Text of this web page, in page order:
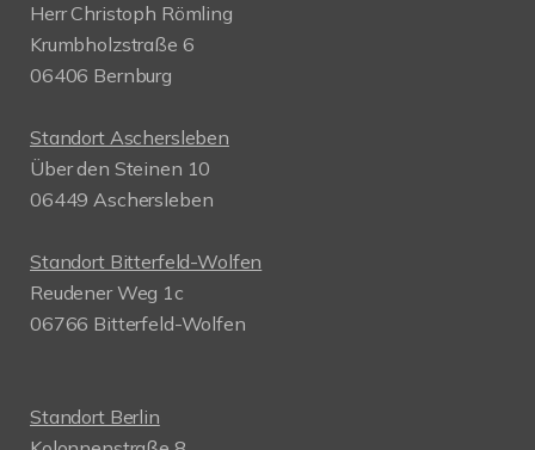
Herr Christoph Römling
Krumbholzstraße 6
06406 Bernburg
Standort Aschersleben
Über den Steinen 10
06449 Aschersleben
Standort Bitterfeld-Wolfen
Reudener Weg 1c
06766 Bitterfeld-Wolfen
Standort Berlin